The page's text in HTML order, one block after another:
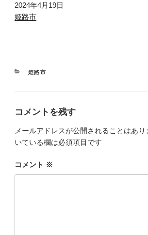
日付
2024年4月19日
関連理由
姫路市
カ
姫路市
コメントを残す
メールアドレスが公開されることはあり
いている欄は必須項目です
コメント ※